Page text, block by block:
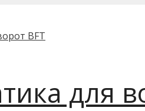
для